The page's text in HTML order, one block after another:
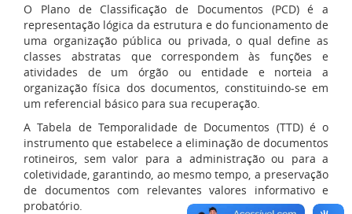
O Plano de Classificação de Documentos (PCD) é a
representação lógica da estrutura e do funcionamento de
uma organização pública ou privada, o qual define as
classes abstratas que correspondem às funções e
atividades de um órgão ou entidade e norteia a
organização física dos documentos, constituindo-se em
um referencial básico para sua recuperação.
A Tabela de Temporalidade de Documentos (TTD) é o
instrumento que estabelece a eliminação de documentos
rotineiros, sem valor para a administração ou para a
coletividade, garantindo, ao mesmo tempo, a preservação
de documentos com relevantes valores informativo e
probatório.